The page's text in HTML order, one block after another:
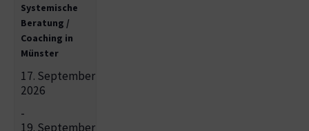
Systemische
Beratung /
Coaching in
Münster
17. September
2026
-
19. September